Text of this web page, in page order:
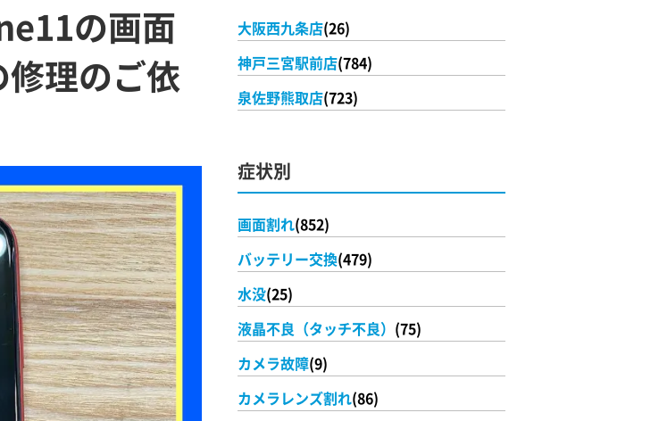
の画面
理のご依
大阪西九条店(26)
神戸三宮駅前店(784)
泉佐野熊取店(723)
症状別
画面割れ(852)
バッテリー交換(479)
水没(25)
液晶不良（タッチ不良） (75)
カメラ故障(9)
カメラレンズ割れ(86)